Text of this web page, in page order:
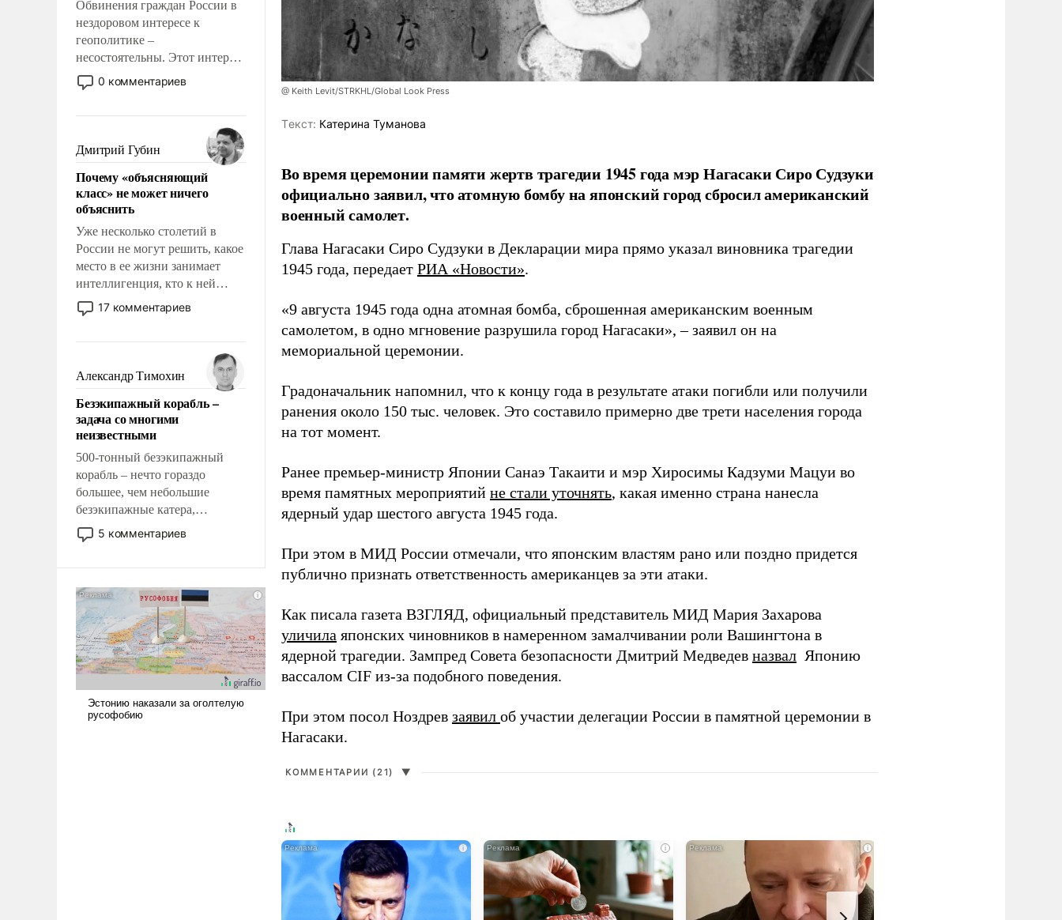
Обвинения граждан России в
нездоровом интересе к
геополитике –
несостоятельны. Этот интерес
рационален и прагматичен. Он
обусловлен тысячелетним
фундаментальным знанием,
что мировая политика имеет
свойство заявляться на порог
нашего дома.
0 комментариев
Дмитрий Губин
Почему «объясняющий
класс» не может ничего
объяснить
Уже несколько столетий в
России не могут решить, какое
место в ее жизни занимает
интеллигенция, кто к ней
принадлежит, а кого из нее
исключили с правом
чем она отличается от просто
образованных людей. Иногда
казалось, что эти вопросы
решены раз и навсегда, но –
нет, не решены.
17 комментариев
Александр Тимохин
Безэкипажный корабль –
задача со многими
неизвестными
500-тонный безэкипажный
корабль – нечто гораздо
большее, чем небольшие
безэкипажные катера,
применение которых уже
стало обыденностью. Задача по
и ее реализация радикально
поднимет наши боевые
возможности.
5 комментариев
@ Keith Levit/STRKHL/Global Look Press
Tекст: Катерина Туманова
Во время церемонии памяти жертв трагедии 1945 года мэр Нагасаки Сиро Судзуки
официально заявил, что атомную бомбу на японский город сбросил американский
военный самолет.
Глава Нагасаки Сиро Судзуки в Декларации мира прямо указал виновника трагедии
1945 года, передает РИА «Новости».
«9 августа 1945 года одна атомная бомба, сброшенная американским военным
самолетом, в одно мгновение разрушила город Нагасаки», – заявил он на
мемориальной церемонии.
Градоначальник напомнил, что к концу года в результате атаки погибли или получили
ранения около 150 тыс. человек. Это составило примерно две трети населения города
на тот момент.
Ранее премьер-министр Японии Санаэ Такаити и мэр Хиросимы Кадзуми Мацуи во
время памятных мероприятий не стали уточнять, какая именно страна нанесла
ядерный удар шестого августа 1945 года.
При этом в МИД России отмечали, что японским властям рано или поздно придется
публично признать ответственность американцев за эти атаки.
Как писала газета ВЗГЛЯД, официальный представитель МИД Мария Захарова
уличила японских чиновников в намеренном замалчивании роли Вашингтона в
ядерной трагедии. Зампред Совета безопасности Дмитрий Медведев назвал Японию
вассалом CIF из-за подобного поведения.
При этом посол Ноздрев заявил об участии делегации России в памятной церемонии в
Нагасаки.
КОММЕНТАРИИ (21) ▼
i i i